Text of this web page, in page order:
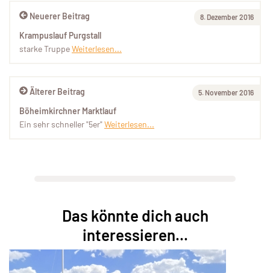
Älterer Beitrag 5. November 2016
Böheimkirchner Marktlauf
Ein sehr schneller "5er"Weiterlesen...
Neuerer Beitrag 8. Dezember 2016
Krampuslauf Purgstall
starke TruppeWeiterlesen...
Das könnte dich auch
interessieren...